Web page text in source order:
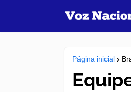
Página inicial